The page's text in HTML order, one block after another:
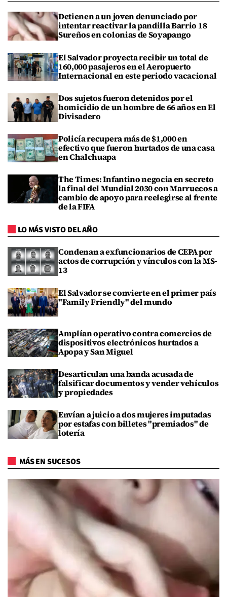
Detienen a un joven denunciado por
intentar reactivar la pandilla Barrio 18
Sureños en colonias de Soyapango
El Salvador proyecta recibir un total de
160,000 pasajeros en el Aeropuerto
Internacional en este periodo vacacional
Dos sujetos fueron detenidos por el
homicidio de un hombre de 66 años en El
Divisadero
Policía recupera más de $1,000 en
efectivo que fueron hurtados de una casa
en Chalchuapa
The Times: Infantino negocia en secreto
la final del Mundial 2030 con Marruecos a
cambio de apoyo para reelegirse al frente
de la FIFA
LO MÁS VISTO DEL AÑO
Condenan a exfuncionarios de CEPA por
actos de corrupción y vínculos con la MS-
13
El Salvador se convierte en el primer país
"Family Friendly" del mundo
Amplían operativo contra comercios de
dispositivos electrónicos hurtados a
Apopa y San Miguel
Desarticulan una banda acusada de
falsificar documentos y vender vehículos
y propiedades
Envían a juicio a dos mujeres imputadas
por estafas con billetes "premiados" de
lotería
MÁS EN SUCESOS